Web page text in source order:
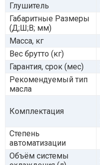
Глушитель
Габаритные Размеры
(Д;Ш;В; мм)
Масса, кг
Вес брутто (кг)
Гарантия, срок (мес)
Рекомендуемый тип
масла
Комплектация
Степень
автоматизации
Объём системы